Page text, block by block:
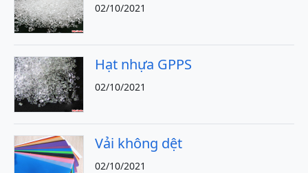
02/10/2021
Hạt nhựa GPPS
02/10/2021
Vải không dệt
02/10/2021